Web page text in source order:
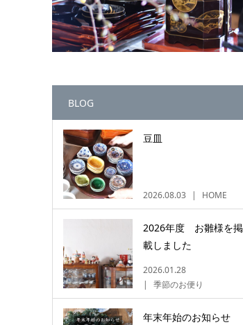
BLOG
豆皿
2026.08.03 HOME
2026年度 お雛様を掲
載しました
2026.01.28
季節のお便り
年末年始のお知らせ